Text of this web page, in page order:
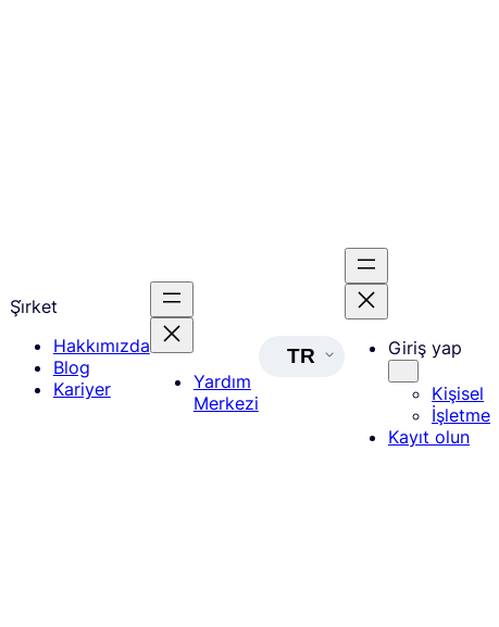
Şi̇rket
Hakkımızda
Blog
Kariyer
Yardım
Merkezi
TR Giriş yap
Kişisel
İşletme
Kayıt olun